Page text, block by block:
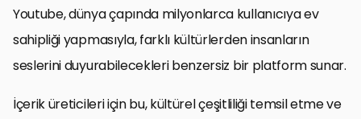
Youtube, dünya çapında milyonlarca kullanıcıya ev
sahipliği yapmasıyla, farklı kültürlerden insanların
seslerini duyurabilecekleri benzersiz bir platform sunar.
İçerik üreticileri için bu, kültürel çeşitliliği temsil etme ve